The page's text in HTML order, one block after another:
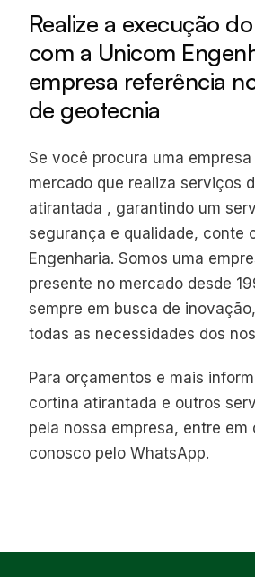
Realize a execução
com a Unicom
empresa referência
de geotecnia
Se você procura uma
mercado que realiza serviços
atirantada , garantindo um
segurança e qualidade, conte
Engenharia. Somos uma
presente no mercado desde
sempre em busca de
todas as necessidades dos
Para orçamentos e mais
cortina atirantada e outros
pela nossa empresa, entre em
conosco pelo WhatsApp.